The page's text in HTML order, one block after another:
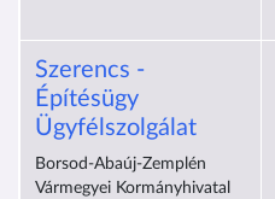
Szerencs -
Építésügy
Ügyfélszolgálat
Borsod-Abaúj-Zemplén
Vármegyei Kormányhivatal